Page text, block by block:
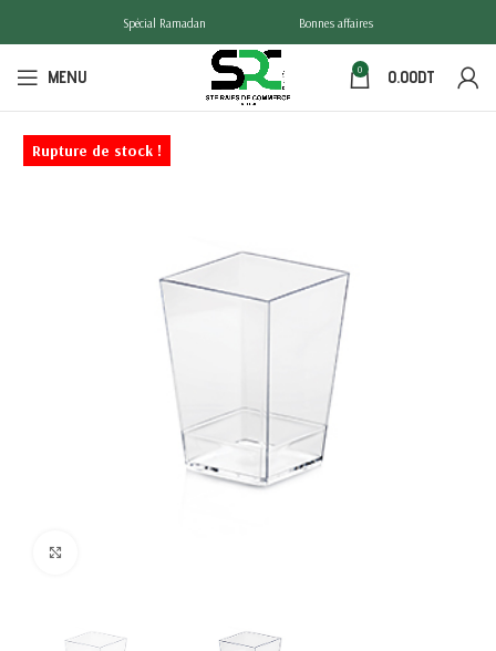
Spécial Ramadan Bonnes affaires
MENU 0 0.00DT
Rupture de stock !